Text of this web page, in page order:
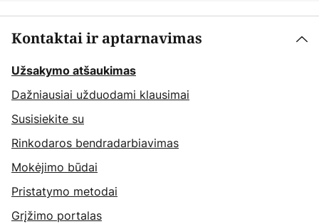
Kontaktai ir aptarnavimas
Užsakymo atšaukimas
Dažniausiai užduodami klausimai
Susisiekite su
Rinkodaros bendradarbiavimas
Mokėjimo būdai
Pristatymo metodai
Grįžimo portalas